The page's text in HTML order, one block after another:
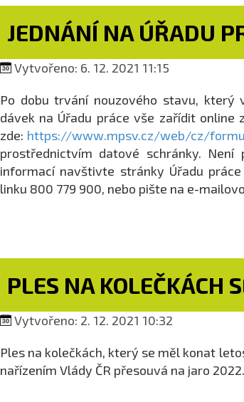
JEDNÁNÍ NA ÚŘADU
Vytvořeno: 6. 12. 2021 11:15
Po dobu trvání nouzového stavu, který
dávek na Úřadu práce vše zařídit
zde: https://www.mpsv.cz/web/cz/
prostřednictvím datové schránky.
informací navštivte stránky Úřadu práce
linku 800 779 900, nebo pište na e-
PLES NA KOLEČKÁCH
Vytvořeno: 2. 12. 2021 10:32
Ples na kolečkách, který se měl konat
nařízením Vlády ČR přesouvá na jaro